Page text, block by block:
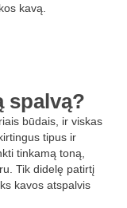
kavą.
spalvą?
būdais, ir viskas
tipus ir
tinkamą toną,
Tik didelę patirtį
kavos atspalvis